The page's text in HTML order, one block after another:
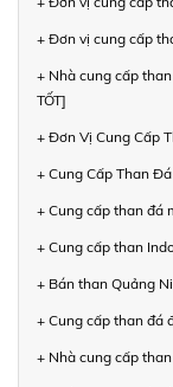
+ Đơn vị cung cấp
+ Nhà cung cấp
TỐT]
+ Đơn Vị Cung Cấp
+ Cung Cấp Than
+ Cung cấp than đá
+ Cung cấp than
+ Bán than Quảng
+ Cung cấp than đá
+ Nhà cung cấp